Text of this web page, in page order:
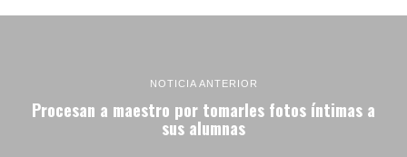
NOTICIA ANTERIOR
Procesan a maestro por tomarles fotos íntimas a
sus alumnas